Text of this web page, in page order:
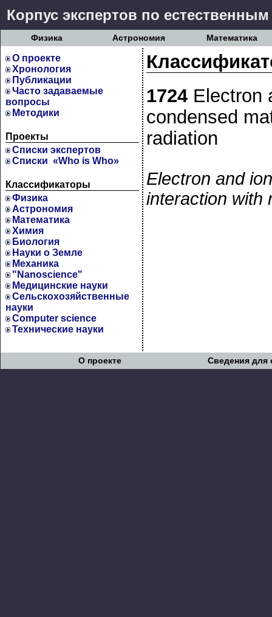
Корпус экспертов по
Физика Астрономия Математика
О проекте
Хронология
Публикации
Часто задаваемые
вопросы
Методики
Проекты
Cписки экспертов
Списки «Who is Who»
Классификаторы
Физика
Астрономия
Математика
Химия
Биология
Науки о Земле
Механика
"Nanoscience"
Медицинские науки
Сельскохозяйственные
науки
Computer science
Технические науки
1724 Electron
condensed
radiation
Electron and
interaction with
О проекте Сведения для